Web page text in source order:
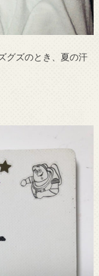
グズのとき、夏の汗